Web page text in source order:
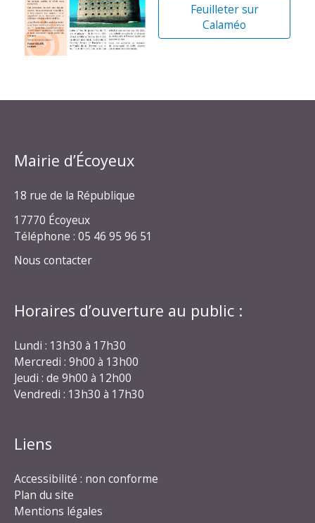
Feuilleter sur
Calaméo
Mairie d’Écoyeux
18 rue de la République
17770 Écoyeux
Téléphone : 05 46 95 96 51
Nous contacter
Horaires d’ouverture au public :
Lundi : 13h30 à 17h30
Mercredi : 9h00 à 13h00
Jeudi : de 9h00 à 12h00
Vendredi : 13h30 à 17h30
Liens
Accessibilité : non conforme
Plan du site
Mentions légales